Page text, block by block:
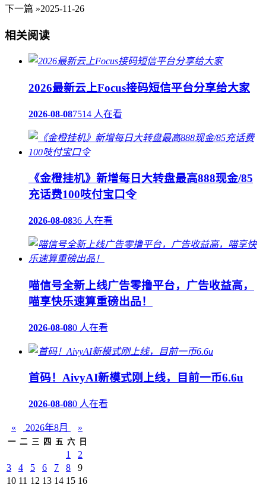
下一篇 »2025-11-26
相关阅读
2026最新云上Focus接码短信平台分享给大家
2026-08-087514 人在看
《金橙挂机》新增每日大转盘最高888现金/85
充话费100吱付宝口令
2026-08-0836 人在看
喵信号全新上线广告零撸平台，广告收益高，
喵享快乐速算重磅出品！
2026-08-080 人在看
首码！AivyAI新模式刚上线，目前一币6.6u
2026-08-080 人在看
« 2026年8月 »
一 二 三 四 五 六 日
1
2
3
4 5 6 7 8
9
10 11 12 13 14 15 16